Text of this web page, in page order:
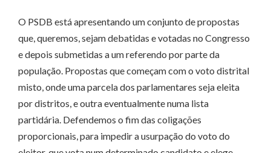
O PSDB está apresentando um conjunto de propostas
que, queremos, sejam debatidas e votadas no Congresso
e depois submetidas a um referendo por parte da
população. Propostas que começam com o voto distrital
misto, onde uma parcela dos parlamentares seja eleita
por distritos, e outra eventualmente numa lista
partidária. Defendemos o fim das coligações
proporcionais, para impedir a usurpação do voto do